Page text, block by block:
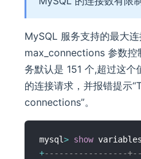
MySQL 服务支持的最大
max_connections 参数控
务默认是 151 个,超过这
的连接请求，并报错提示
connections”。
mysql> show
+-----------------